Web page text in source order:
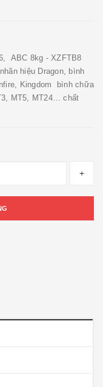
ABC 8kg - XZFTB8
hiệu Dragon, bình
Kingdom bình chữa
MT5, MT24… chất
+